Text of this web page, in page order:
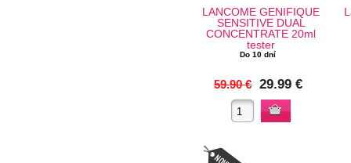
LANCOME GENIFIQUE
SENSITIVE DUAL
CONCENTRATE 20ml
tester
Do 10 dní
59.90 € 29.99 €